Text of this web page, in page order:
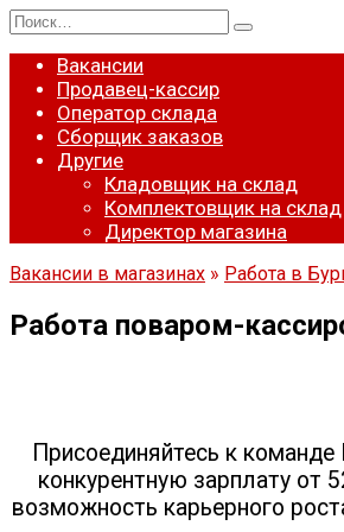
Перейти
к
содержанию
Search
for:
Вакансии
Продавец-кассир
Оператор склада
Сборщик заказов
Другие
Кладовщик на склад
Комплектовщик на склад
Директор магазина
Вакансии в магазинах » Работа в
Работа поваром-
Присоединяйтесь к
конкурентную зарплату от
возможность карьерного